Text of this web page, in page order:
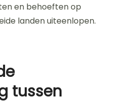
en behoeften op
landen uiteenlopen.